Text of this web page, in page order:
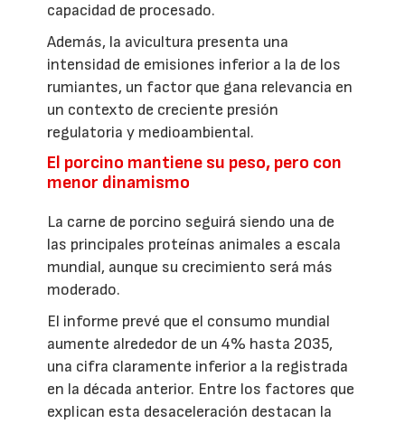
capacidad de procesado.
Además, la avicultura presenta una
intensidad de emisiones inferior a la de los
rumiantes, un factor que gana relevancia en
un contexto de creciente presión
regulatoria y medioambiental.
El porcino mantiene su peso, pero con
menor dinamismo
La carne de porcino seguirá siendo una de
las principales proteínas animales a escala
mundial, aunque su crecimiento será más
moderado.
El informe prevé que el consumo mundial
aumente alrededor de un 4% hasta 2035,
una cifra claramente inferior a la registrada
en la década anterior. Entre los factores que
explican esta desaceleración destacan la